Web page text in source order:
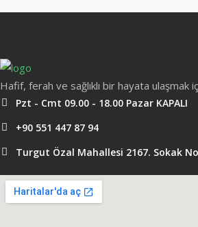
Hafif, ferah ve sağlıklı bir hayata ulaşmak
Pzt - Cmt 09.00 - 18.00 Pazar KAPALI
+90 551 447 87 94
Turgut Özal Mahallesi 2167. Sokak